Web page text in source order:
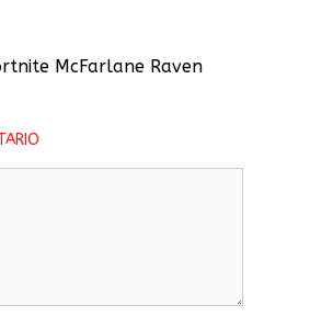
McFarlane Raven